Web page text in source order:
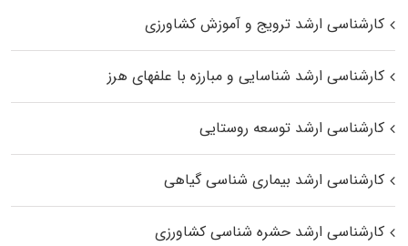
کارشناسی ارشد ترویج و آموزش کشاورزی
کارشناسی ارشد شناسایی و مبارزه با علفهای هرز
کارشناسی ارشد توسعه روستایی
کارشناسی ارشد بیماری‌ شناسی گیاهی
کارشناسی ارشد حشره‌ شناسی کشاورزی